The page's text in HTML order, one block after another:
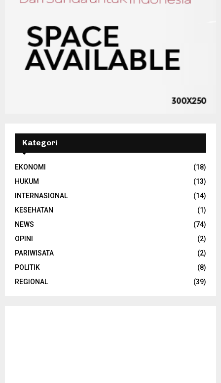
Kategori
EKONOMI
(18)
HUKUM
(13)
INTERNASIONAL
(14)
KESEHATAN
(1)
NEWS
(74)
OPINI
(2)
PARIWISATA
(2)
POLITIK
(8)
REGIONAL
(39)